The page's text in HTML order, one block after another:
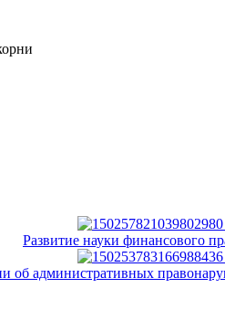
Развитие науки финансового
об административных